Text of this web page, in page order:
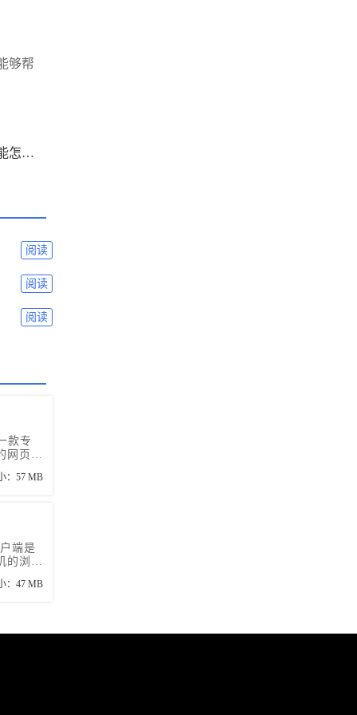
够帮
下一篇： 手机谷歌浏览器画中画功能怎么用-手机谷歌浏览器打开画中画功能的方法
阅读
阅读
阅读
款专
网页浏
得需要
：57 MB
端是
的浏览
：47 MB